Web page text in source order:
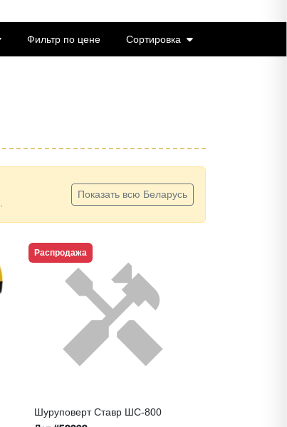
Фильтр по цене Сортировка
Показать всю Беларусь
Распродажа
Шуруповерт Ставр ШС-800